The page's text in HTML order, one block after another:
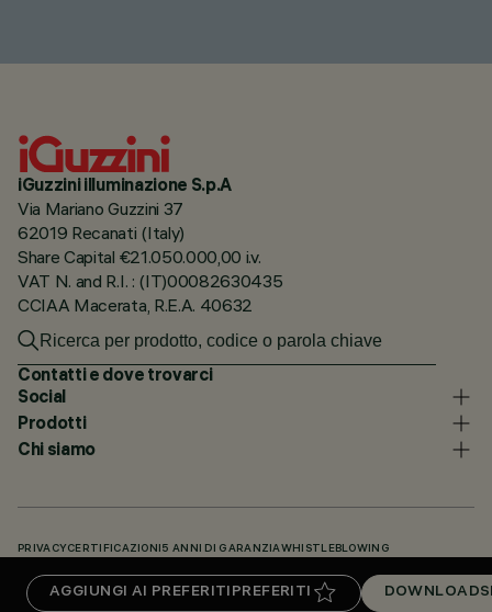
AGGIUNGI AI PREFERITI PREFERITI DOWNLOADS
iGuzzini illuminazione S.p.A
Via Mariano Guzzini 37
62019 Recanati (Italy)
Share Capital €21.050.000,00 i.v.
VAT N. and R.I. : (IT)00082630435
CCIAA Macerata, R.E.A. 40632
Contatti e dove trovarci
Social
Prodotti
Chi siamo
PRIVACY CERTIFICAZIONI 5 ANNI DI GARANZIAWHISTLEBLOWING
KNOWLEDGE BASE (LOGIN NECESSARIO)DOWNLOADS